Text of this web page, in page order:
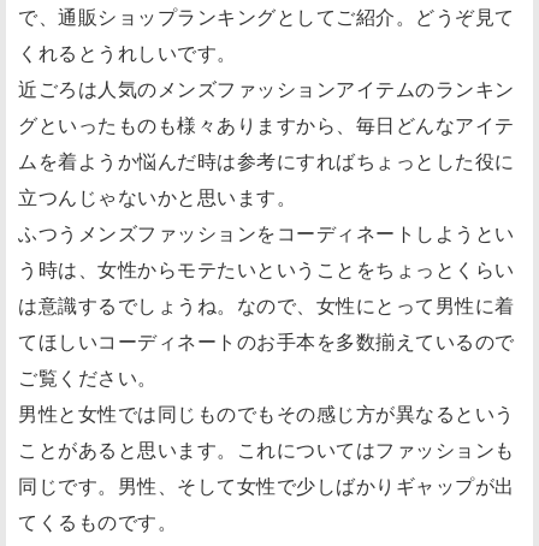
で、通販ショップランキングとしてご紹介。どうぞ見て
くれるとうれしいです。
近ごろは人気のメンズファッションアイテムのランキン
グといったものも様々ありますから、毎日どんなアイテ
ムを着ようか悩んだ時は参考にすればちょっとした役に
立つんじゃないかと思います。
ふつうメンズファッションをコーディネートしようとい
う時は、女性からモテたいということをちょっとくらい
は意識するでしょうね。なので、女性にとって男性に着
てほしいコーディネートのお手本を多数揃えているので
ご覧ください。
男性と女性では同じものでもその感じ方が異なるという
ことがあると思います。これについてはファッションも
同じです。男性、そして女性で少しばかりギャップが出
てくるものです。